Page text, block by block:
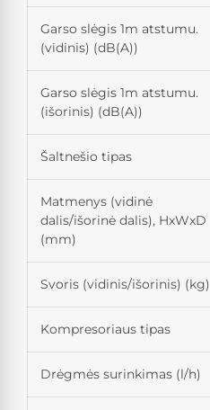
Garso slėgis 1m atstumu.
(vidinis) (dB(A))
Garso slėgis 1m atstumu.
(išorinis) (dB(A))
Šaltnešio tipas
Matmenys (vidinė
dalis/išorinė dalis), HxWxD
(mm)
Svoris (vidinis/išorinis) (kg)
Kompresoriaus tipas
Drėgmės surinkimas (l/h)